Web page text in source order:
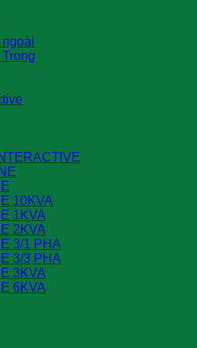
10KVA
1KVA
2KVA
3/1 PHA
3/3 PHA
3KVA
6KVA